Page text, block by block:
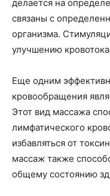
делается на
связаны с
организма.
улучшению
Еще одним
кровообращения
Этот вид массажа
лимфатического
избавляться от
массаж также
общему состоянию